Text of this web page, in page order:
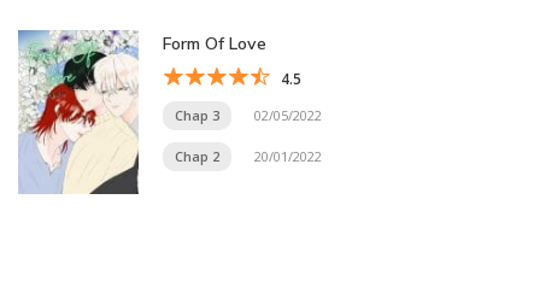
Form Of Love
4.5
Chap 3 02/05/2022
Chap 2 20/01/2022